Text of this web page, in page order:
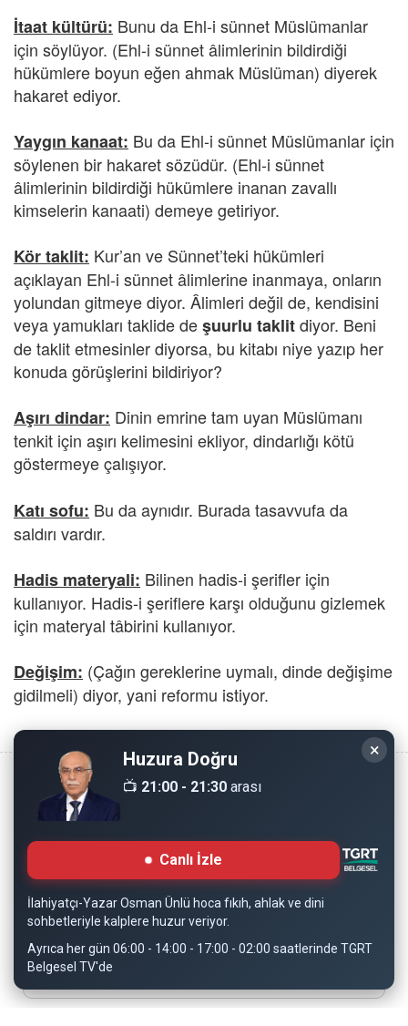
İtaat kültürü: Bunu da Ehl-i sünnet Müslümanlar
için söylüyor. (Ehl-i sünnet âlimlerinin bildirdiği
hükümlere boyun eğen ahmak Müslüman) diyerek
hakaret ediyor.
Yaygın kanaat: Bu da Ehl-i sünnet Müslümanlar için
söylenen bir hakaret sözüdür. (Ehl-i sünnet
âlimlerinin bildirdiği hükümlere inanan zavallı
kimselerin kanaati) demeye getiriyor.
Kör taklit: Kur’an ve Sünnet’teki hükümleri
açıklayan Ehl-i sünnet âlimlerine inanmaya, onların
yolundan gitmeye diyor. Âlimleri değil de, kendisini
veya yamukları taklide deşuurlu taklitdiyor. Beni
de taklit etmesinler diyorsa, bu kitabı niye yazıp her
konuda görüşlerini bildiriyor?
Aşırı dindar: Dinin emrine tam uyan Müslümanı
tenkit için aşırı kelimesini ekliyor, dindarlığı kötü
göstermeye çalışıyor.
Katı sofu: Bu da aynıdır. Burada tasavvufa da
saldırı vardır.
Hadis materyali: Bilinen hadis-i şerifler için
kullanıyor. Hadis-i şeriflere karşı olduğunu gizlemek
için materyal tâbirini kullanıyor.
Değişim: (Çağın gereklerine uymalı, dinde değişime
gidilmeli) diyor, yani reformu istiyor.
Copyright © 2008 - Dinimiz İslam. Her Hakkı Saklıdır.
Sitemizdeki bilgiler, bütün insanların istifadesi için
hazırlanmıştır. Orijinaline sadık kalmak şartıyla, izin
almaya gerek kalmadan, herkes istediği gibi alıp istifade
edebilir.
×
Huzura Doğru
📺 21:00 - 21:30 arası
Canlı İzle
İlahiyatçı-Yazar Osman Ünlü hoca fıkıh, ahlak ve dini
sohbetleriyle kalplere huzur veriyor.
Ayrıca her gün 06:00 - 14:00 - 17:00 - 02:00 saatlerinde TGRT
Belgesel TV'de